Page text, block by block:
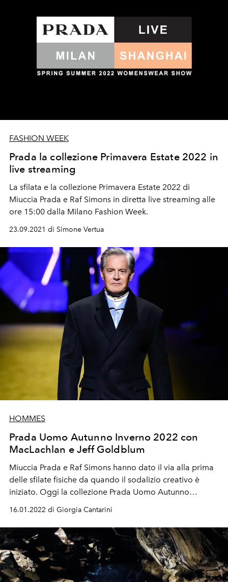
FASHION WEEK
Prada la collezione Primavera Estate 2022 in
live streaming
La sfilata e la collezione Primavera Estate 2022 di
Miuccia Prada e Raf Simons in diretta live streaming alle
ore 15:00 dalla Milano Fashion Week.
23.09.2021 di Simone Vertua
HOMMES
Prada Uomo Autunno Inverno 2022 con
MacLachlan e Jeff Goldblum
Miuccia Prada e Raf Simons hanno dato il via alla prima
delle sfilate fisiche da quando il sodalizio creativo è
iniziato. Oggi la collezione Prada Uomo Autunno
Inverno 2022 è stata svelata al pubblico all'interno di
Fondazione Prada in un boato di applausi, in particolare
i due guest d'eccezione hanno catturato l'attenzione dei
presenti: gli attori Kyle McLachlan e Jeff Goldblum, che
hanno rispettivamente aperto e chiuso lo show e ancora
i giovani Asa Butterfiled e Ashton Sanders
16.01.2022 di Giorgia Cantarini